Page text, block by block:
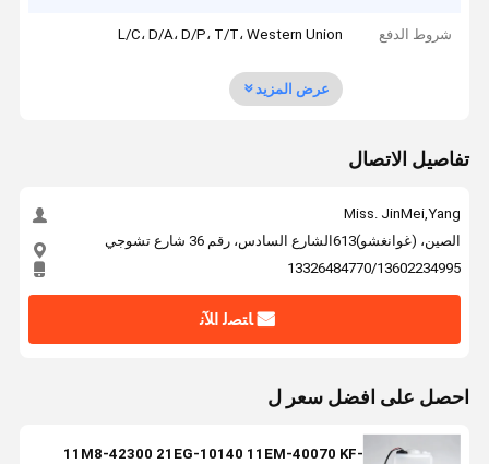
شروط الدفع L/C، D/A، D/P، T/T، Western Union
عرض المزيد
تفاصيل الاتصال
Miss. JinMei,Yang
الصين، (غوانغشو)613الشارع السادس، رقم 36 شارع تشوجي
13326484770/13602234995
ﺎﺘﺼﻟ ﺍﻶﻧ
احصل على افضل سعر ل
11M8-42300 21EG-10140 11EM-40070 KF-